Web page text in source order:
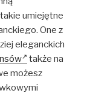
takie umiejętne
One z
eleganckich
także na
możesz